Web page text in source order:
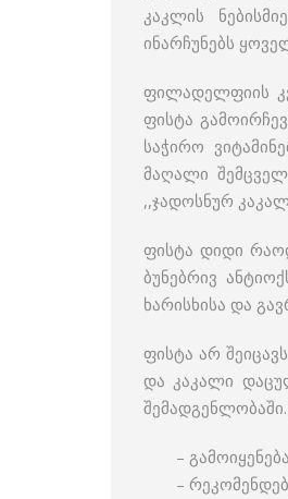
კაკლის
ინარჩუნებს
ფილადელფიის
ფისტა
საჭირო
მაღალი
,,ჯადოსნურ
ფისტა დიდი
ბუნებრივ
ხარისხისა და
ფისტა არ
და კაკალი
–
–